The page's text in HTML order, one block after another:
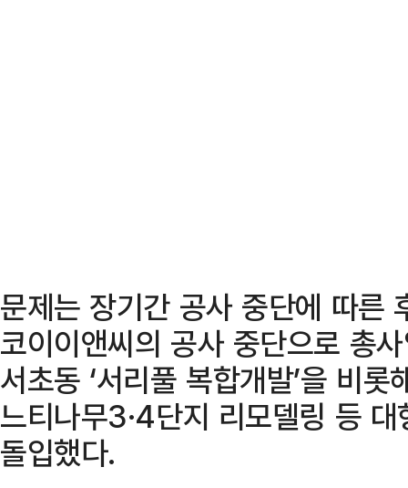
문제는 장기간 공사 중단에 따른
코이이앤씨의 공사 중단으로 총
서초동 ‘서리풀 복합개발’을 비
느티나무3·4단지 리모델링 등
돌입했다.